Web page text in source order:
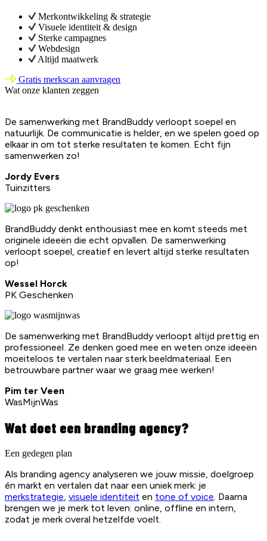
Merkontwikkeling & strategie
Visuele identiteit & design
Sterke campagnes
Webdesign
Altijd maatwerk
Gratis merkscan aanvragen
Wat onze klanten zeggen
De samenwerking met BrandBuddy verloopt soepel en
natuurlijk. De communicatie is helder, en we spelen goed op
elkaar in om tot sterke resultaten te komen. Echt fijn
samenwerken zo!
Jordy Evers
Tuinzitters
BrandBuddy denkt enthousiast mee en komt steeds met
originele ideeën die echt opvallen. De samenwerking
verloopt soepel, creatief en levert altijd sterke resultaten
op!
Wessel Horck
PK Geschenken
De samenwerking met BrandBuddy verloopt altijd prettig en
professioneel. Ze denken goed mee en weten onze ideeën
moeiteloos te vertalen naar sterk beeldmateriaal. Een
betrouwbare partner waar we graag mee werken!
Pim ter Veen
WasMijnWas
Wat doet een branding agency?
Een gedegen plan
Als branding agency analyseren we jouw missie, doelgroep
én markt en vertalen dat naar een uniek merk: je
merkstrategie, visuele identiteit en tone of voice. Daarna
brengen we je merk tot leven: online, offline en intern,
zodat je merk overal hetzelfde voelt.